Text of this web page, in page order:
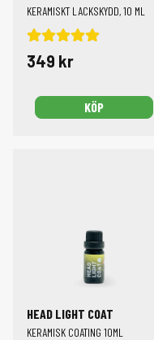
KERAMISKT LACKSKYDD, 10 ML
349 kr
KÖP
HEAD LIGHT COAT
KERAMISK COATING 10ML